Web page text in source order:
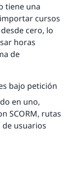
tiene una
cursos
cero, lo
horas
de
bajo petición
en uno,
SCORM, rutas
usuarios